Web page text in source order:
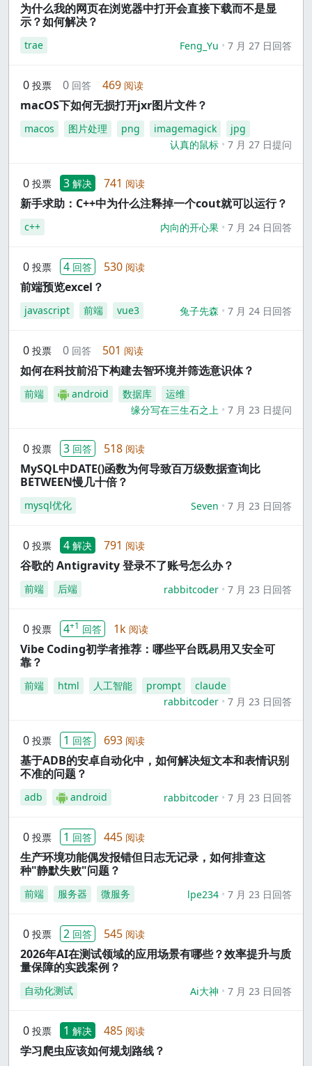
为什么我的网页在浏览器中打开会直接下载而不是显
示？如何解决？
trae Feng_Yu 7 月 27 日回答
0 投票 0 回答 469 阅读
macOS下如何无损打开jxr图片文件？
macos 图片处理 png imagemagick
jpg
认真的鼠标
7 月 27 日提问
0 投票 3 解决 741 阅读
新手求助：C++中为什么注释掉一个cout就可以运行？
c++ 内向的开心果 7 月 24 日回答
0 投票 4 回答 530 阅读
前端预览excel？
javascript 前端 vue3 兔子先森 7 月 24 日回答
0 投票 0 回答 501 阅读
如何在科技前沿下构建去智环境并筛选意识体？
前端 android 数据库
运维
缘分写在三生石之上
7 月 23 日提问
0 投票 3 回答 518 阅读
MySQL中DATE()函数为何导致百万级数据查询比
BETWEEN慢几十倍？
mysql优化 Seven 7 月 23 日回答
0 投票 4 解决 791 阅读
谷歌的 Antigravity 登录不了账号怎么办？
前端 后端 rabbitcoder 7 月 23 日回答
0 投票 4+1 回答 1k 阅读
Vibe Coding初学者推荐：哪些平台既易用又安全可
靠？
前端 html 人工智能 prompt
claude
rabbitcoder
7 月 23 日回答
0 投票 1 回答 693 阅读
基于ADB的安卓自动化中，如何解决短文本和表情识别
不准的问题？
adb android rabbitcoder 7 月 23 日回答
0 投票 1 回答 445 阅读
生产环境功能偶发报错但日志无记录，如何排查这
种"静默失败"问题？
前端 服务器 微服务 lpe234 7 月 23 日回答
0 投票 2 回答 545 阅读
2026年AI在测试领域的应用场景有哪些？效率提升与质
量保障的实践案例？
自动化测试 Ai大神 7 月 23 日回答
0 投票 1 解决 485 阅读
学习爬虫应该如何规划路线？